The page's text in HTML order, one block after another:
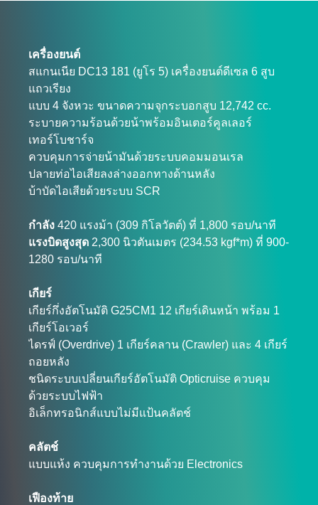
เครื่องยนต์
สแกนเนีย DC13 181 (ยูโร 5) เครื่องยนต์ดีเซล 6 สูบ
แถวเรียง
แบบ 4 จังหวะ ขนาดความจุกระบอกสูบ 12,742 cc.
ระบายความร้อนด้วยน้าพร้อมอินเตอร์คูลเลอร์
เทอร์โบชาร์จ
ควบคุมการจ่ายน้ามันด้วยระบบคอมมอนเรล
ปลายท่อไอเสียลงล่างออกทางด้านหลัง
บ้าบัดไอเสียด้วยระบบ SCR
กำลัง 420 แรงม้า (309 กิโลวัตต์) ที่ 1,800 รอบ/นาที
แรงบิดสูงสุด 2,300 นิวตันเมตร (234.53 kgf*m) ที่ 900-
1280 รอบ/นาที
เกียร์
เกียร์กึ่งอัตโนมัติ G25CM1 12 เกียร์เดินหน้า พร้อม 1
เกียร์โอเวอร์
ไดรฟ์ (Overdrive) 1 เกียร์คลาน (Crawler) และ 4 เกียร์
ถอยหลัง
ชนิดระบบเปลี่ยนเกียร์อัตโนมัติ Opticruise ควบคุม
ด้วยระบบไฟฟ้า
อิเล็กทรอนิกส์แบบไม่มีแป้นคลัตช์
คลัตช์
แบบแห้ง ควบคุมการทำงานด้วย Electronics
เฟืองท้าย